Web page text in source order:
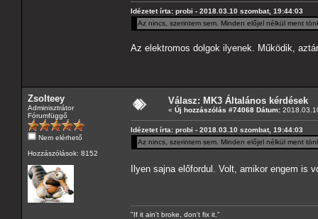
Idézetet írta: probi - 2018.03.10 szombat, 19:44:03
Az nincs, szerintem sem. Minden előjel nélkül ment
Az elektromos dolgok ilyenek. Működik,
Zsolteey
Adminisztrátor
Fórumfüggő
Nem elérhető
Hozzászólások: 8152
Válasz: MK3 Általános kérdések
« Új hozzászólás #74068 Dátum:
Idézetet írta: probi - 2018.03.10 szombat, 19:44:03
Az nincs, szerintem sem. Minden előjel nélkül ment
Ilyen sajna előfordul. Volt, amikor engem
"If it ain't broke, don't fix it."